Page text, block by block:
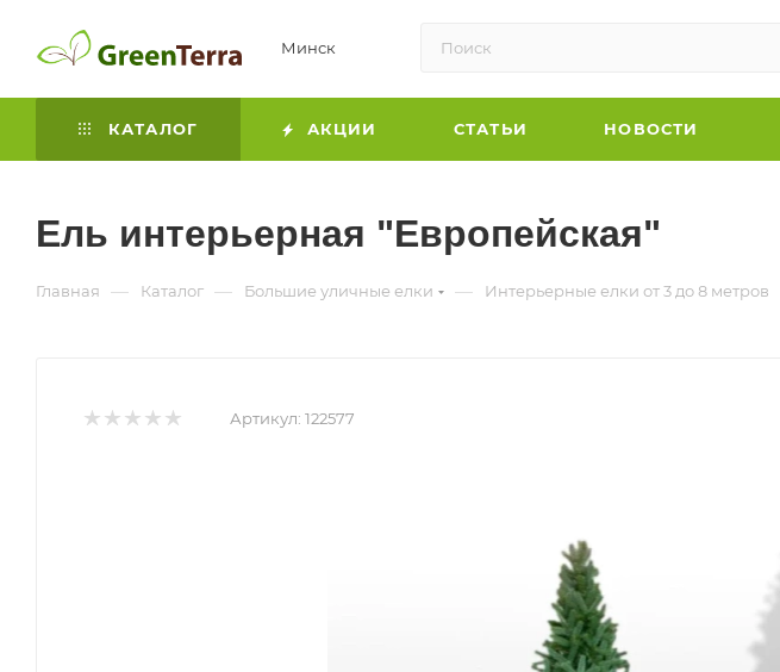
Минск
КАТАЛОГ АКЦИИ СТАТЬИ НОВОСТИ
Ель интерьерная "Европейская"
Главная — Каталог — Большие уличные елки — Интерьерные елки от 3 до 8 метров
Артикул: 122577